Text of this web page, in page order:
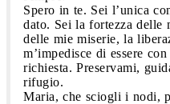
Spero in te. Sei l’unica
dato. Sei la fortezza delle
delle mie miserie, la
m’impedisce di essere
richiesta. Preservami,
rifugio.
Maria, che sciogli i nodi,